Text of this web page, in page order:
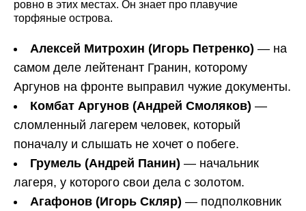
ровно в этих местах. Он знает про плавучие
торфяные острова.
Алексей Митрохин (Игорь Петренко) — на
самом деле лейтенант Гранин, которому
Аргунов на фронте выправил чужие документы.
Комбат Аргунов (Андрей Смоляков) —
сломленный лагерем человек, который
поначалу и слышать не хочет о побеге.
Грумель (Андрей Панин) — начальник
лагеря, у которого свои дела с золотом.
Агафонов (Игорь Скляр) — подполковник